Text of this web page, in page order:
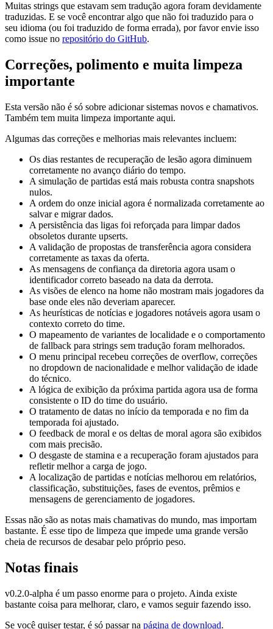
Muitas strings que estavam sem tradução agora foram devidamente
traduzidas. E se você encontrar algo que não foi traduzido para o
seu idioma (ou foi traduzido de forma errada), por favor envie isso
como issue no repositório do GitHub.
Correções, polimento e muita limpeza
importante
Esta versão não é só sobre adicionar sistemas novos e chamativos.
Também tem muita limpeza importante aqui.
Algumas das correções e melhorias mais relevantes incluem:
Os dias restantes de recuperação de lesão agora diminuem
corretamente no avanço diário do tempo.
A simulação de partidas está mais robusta contra snapshots
nulos.
A ordem do onze inicial agora é normalizada corretamente ao
salvar e migrar dados.
A persistência das ligas foi reforçada para limpar dados
obsoletos durante upserts.
A validação de propostas de transferência agora considera
corretamente as taxas da oferta.
As mensagens de confiança da diretoria agora usam o
identificador correto baseado na data da derrota.
As visões de elenco na home não mostram mais jogadores da
base onde eles não deveriam aparecer.
As heurísticas de notícias e jogadores notáveis agora usam o
contexto correto do time.
O mapeamento de variantes de localidade e o comportamento
de fallback para strings sem tradução foram melhorados.
O menu principal recebeu correções de overflow, correções
no dropdown de nacionalidade e melhor validação de idade
do técnico.
A lógica de exibição da próxima partida agora usa de forma
consistente o ID do time do usuário.
O tratamento de datas no início da temporada e no fim da
temporada foi ajustado.
O feedback de moral e os deltas de moral agora são exibidos
com mais precisão.
O desgaste de stamina e a recuperação foram ajustados para
refletir melhor a carga de jogo.
A localização de partidas e notícias melhorou em relatórios,
classificação, substituições, fases de eventos, prêmios e
mensagens de gerenciamento de jogadores.
Essas não são as notas mais chamativas do mundo, mas importam
bastante. É esse tipo de limpeza que impede uma grande versão
cheia de recursos de desabar pelo próprio peso.
Notas finais
v0.2.0-alpha é um passo enorme para o projeto. Ainda existe
bastante coisa para melhorar, claro, e vamos seguir fazendo isso.
Se você quiser testar, é só passar na página de download.